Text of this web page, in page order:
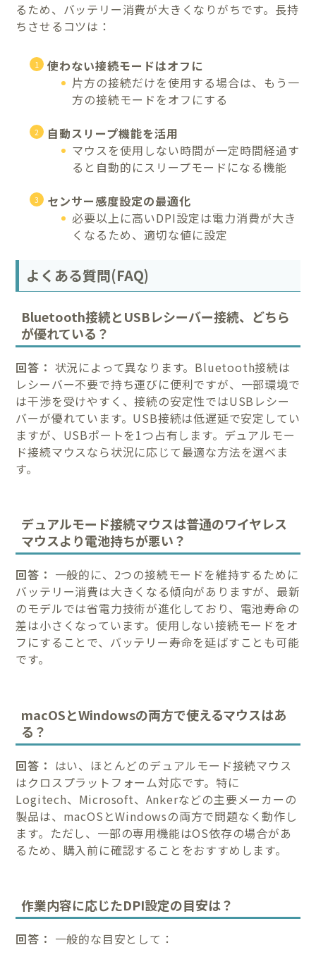
るため、バッテリー消費が大きくなりがちです。長持
ちさせるコツは：
使わない接続モードはオフに
片方の接続だけを使用する場合は、もう一
方の接続モードをオフにする
自動スリープ機能を活用
マウスを使用しない時間が一定時間経過す
ると自動的にスリープモードになる機能
センサー感度設定の最適化
必要以上に高いDPI設定は電力消費が大き
くなるため、適切な値に設定
よくある質問(FAQ)
Bluetooth接続とUSBレシーバー接続、どちら
が優れている？
回答： 状況によって異なります。Bluetooth接続は
レシーバー不要で持ち運びに便利ですが、一部環境で
は干渉を受けやすく、接続の安定性ではUSBレシー
バーが優れています。USB接続は低遅延で安定してい
ますが、USBポートを1つ占有します。デュアルモー
ド接続マウスなら状況に応じて最適な方法を選べま
す。
デュアルモード接続マウスは普通のワイヤレス
マウスより電池持ちが悪い？
回答： 一般的に、2つの接続モードを維持するために
バッテリー消費は大きくなる傾向がありますが、最新
のモデルでは省電力技術が進化しており、電池寿命の
差は小さくなっています。使用しない接続モードをオ
フにすることで、バッテリー寿命を延ばすことも可能
です。
macOSとWindowsの両方で使えるマウスはあ
る？
回答： はい、ほとんどのデュアルモード接続マウス
はクロスプラットフォーム対応です。特に
Logitech、Microsoft、Ankerなどの主要メーカーの
製品は、macOSとWindowsの両方で問題なく動作し
ます。ただし、一部の専用機能はOS依存の場合があ
るため、購入前に確認することをおすすめします。
作業内容に応じたDPI設定の目安は？
回答： 一般的な目安として：